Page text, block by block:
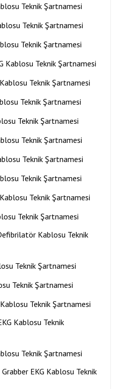
Teknik Şartnamesi
Teknik Şartnamesi
Teknik Şartnamesi
Kablosu Teknik Şartnamesi
Teknik Şartnamesi
Teknik Şartnamesi
Teknik Şartnamesi
Teknik Şartnamesi
Teknik Şartnamesi
Teknik Şartnamesi
Teknik Şartnamesi
Teknik Şartnamesi
Kablosu Teknik
Teknik Şartnamesi
Teknik Şartnamesi
Teknik Şartnamesi
Kablosu Teknik
Teknik Şartnamesi
EKG Kablosu Teknik